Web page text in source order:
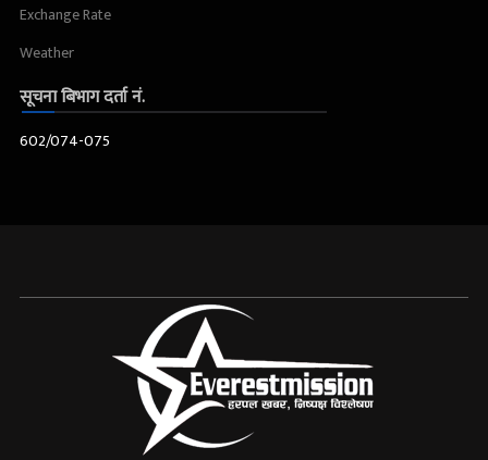
Exchange Rate
Weather
सूचना बिभाग दर्ता नं.
602/074-075